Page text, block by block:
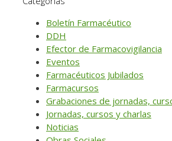
Boletín Farmacéutico
DDH
Efector de Farmacovigilancia
Eventos
Farmacéuticos Jubilados
Farmacursos
Grabaciones de jornadas,
Jornadas, cursos y charlas
Noticias